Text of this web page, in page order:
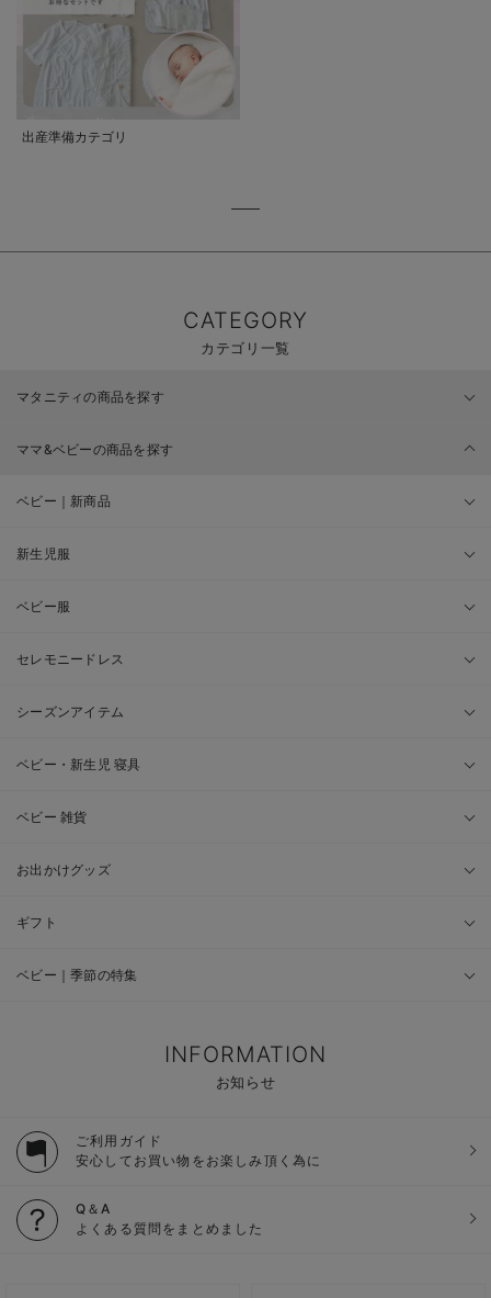
出産準備カテゴリ
CATEGORY
カテゴリ一覧
マタニティの商品を探す
ママ&ベビーの商品を探す
ベビー｜新商品
新生児服
ベビー服
セレモニードレス
シーズンアイテム
ベビー・新生児 寝具
ベビー 雑貨
お出かけグッズ
ギフト
ベビー｜季節の特集
INFORMATION
お知らせ
ご利用ガイド
安心してお買い物をお楽しみ頂く為に
Q＆A
よくある質問をまとめました